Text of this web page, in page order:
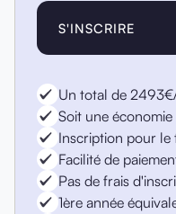
S'INSCRIRE
Un total de
Soit une
Inscription pour
Facilité de
Pas de frais
1ère année